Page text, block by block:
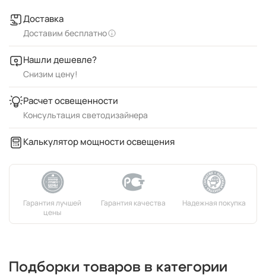
Доставка
Доставим бесплатно
Нашли дешевле?
Снизим цену!
Расчет освещенности
Консультация светодизайнера
Калькулятор мощности освещения
Подборки товаров в категории